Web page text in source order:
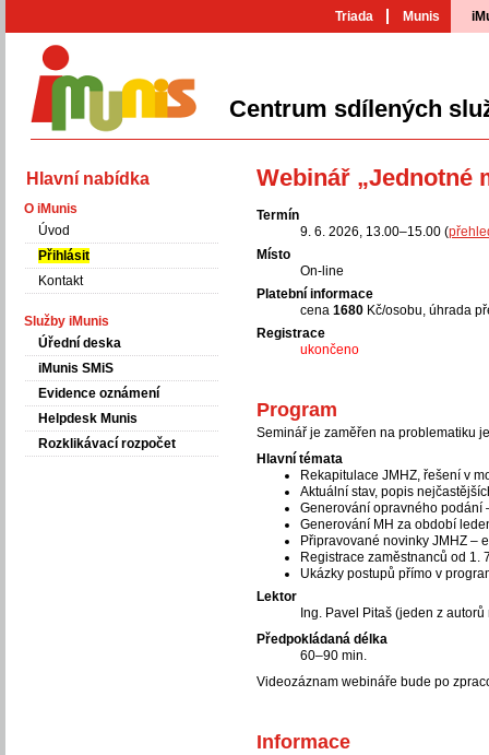
Triada Munis
Centrum sdílených
Webinář „Jednotné
Termín
9. 6. 2026, 13.00–15.00 (
Místo
On-line
Platební informace
cena 1680 Kč/osobu, úhrada
Registrace
ukončeno
Program
Seminář je zaměřen na problematiku
Hlavní témata
Rekapitulace JMHZ, řešení v
Aktuální stav, popis
Generování opravného podání
Generování MH za období
Připravované novinky JMHZ –
Registrace zaměstnanců od 1.
Ukázky postupů přímo v
Lektor
Ing. Pavel Pitaš (jeden z
Předpokládaná délka
60–90 min.
Videozáznam webináře bude po
Informace
Hlavní nabídka
O iMunis
Úvod
Přihlásit
Kontakt
Služby iMunis
Úřední deska
iMunis SMiS
Evidence oznámení
Helpdesk Munis
Rozklikávací rozpočet